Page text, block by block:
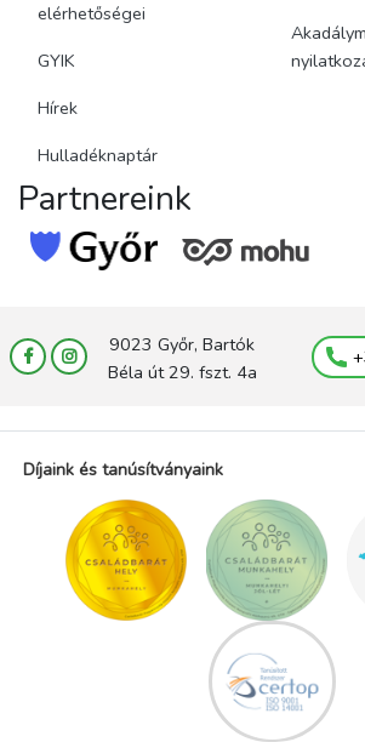
elérhetőségei
GYIK
Hírek
Hulladéknaptár
Partnereink
9023 Győr, Bartók
Béla út 29. fszt. 4a
Díjaink és tanúsítványaink